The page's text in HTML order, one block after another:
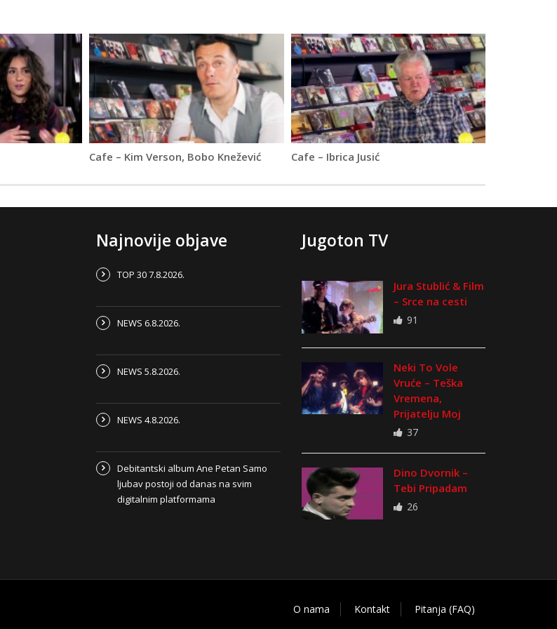
Cafe – Kim Verson, Bobo Knežević Cafe – Ibrica Jusić
Najnovije objave
TOP 30 7.8.2026.
NEWS 6.8.2026.
NEWS 5.8.2026.
NEWS 4.8.2026.
Debitantski album Ane Petan Samo
ljubav postoji od danas na svim
digitalnim platformama
Jugoton TV
Jura Stublić & Film
– Srce na cesti
91
Neki To Vole
Vruće – Teška
Vremena,
Prijatelju Moj
37
Dino Dvornik –
Tebi Pripadam
26
O nama Kontakt Pitanja (FAQ)